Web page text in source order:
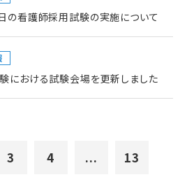
の看護師採用試験の実施について
における試験会場を更新しました
3 4 ... 13